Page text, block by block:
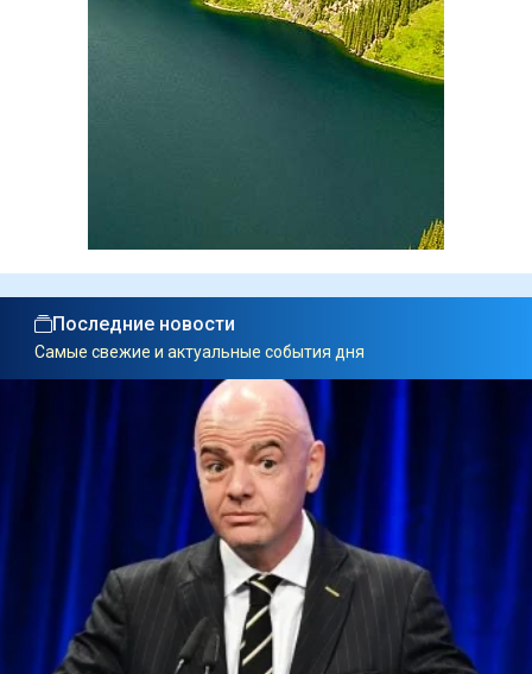
Последние новости
Самые свежие и актуальные события дня